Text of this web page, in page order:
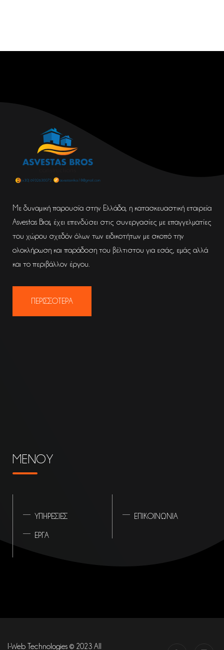
Με δυναμική παρουσία στην Ελλάδα, η κατασκευαστική εταιρεία
Asvestas Bros, έχει επενδύσει στις συνεργασίες με επαγγελματίες
του χώρου σχεδόν όλων των ειδικοτήτων με σκοπό την
ολοκλήρωση και παράδοση του βέλτιστου για εσάς, εμάς αλλά
και το περιβάλλον έργου.
ΠΕΡΙΣΣΟΤΕΡΑ
ΜΕΝΟΥ
ΥΠΗΡΕΣΙΕΣ
ΕΡΓΑ
ΕΠΙΚΟΙΝΩΝΙΑ
I-Web Technologies © 2023 All